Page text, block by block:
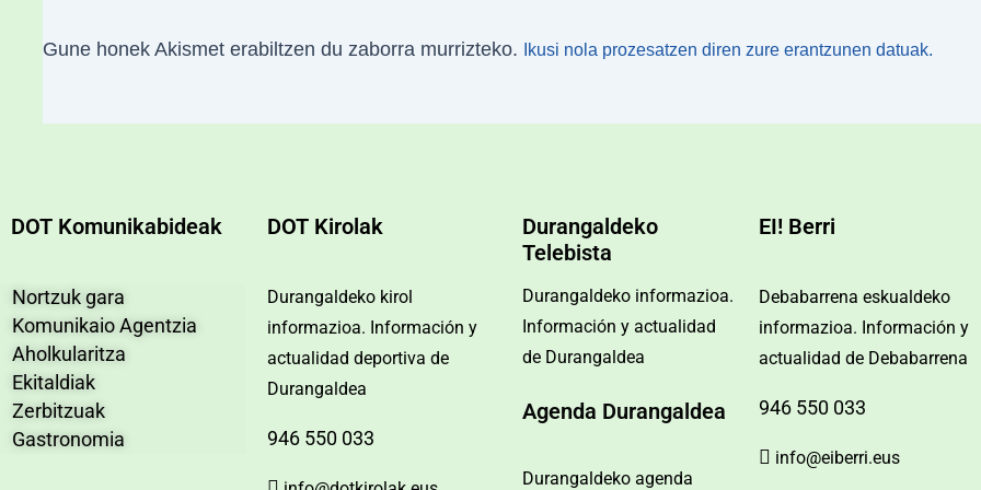
Gune honek Akismet erabiltzen du zaborra murrizteko. Ikusi nola prozesatzen diren zure erantzunen datuak.
DOT Komunikabideak
Nortzuk gara
Komunikaio Agentzia
Aholkularitza
Ekitaldiak
Zerbitzuak
Gastronomia
DOT Kirolak
Durangaldeko kirol
informazioa. Información y
actualidad deportiva de
Durangaldea
946 550 033
Durangaldeko
Telebista
Durangaldeko informazioa.
Información y actualidad
de Durangaldea
Agenda Durangaldea
Durangaldeko agenda
EI! Berri
Debabarrena eskualdeko
informazioa. Información y
actualidad de Debabarrena
946 550 033
info@eiberri.eus